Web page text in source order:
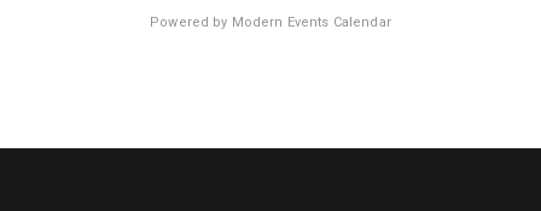
Powered by Modern Events Calendar